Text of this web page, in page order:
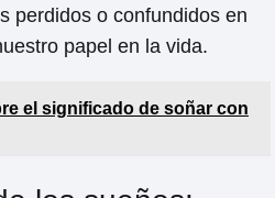
perdidos o confundidos en
papel en la vida.
el significado de soñar con